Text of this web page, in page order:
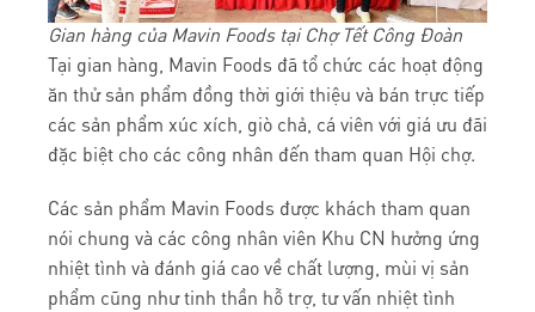
Gian hàng của Mavin Foods tại Chợ Tết Công Đoàn
Tại gian hàng, Mavin Foods đã tổ chức các hoạt động
ăn thử sản phẩm đồng thời giới thiệu và bán trực tiếp
các sản phẩm xúc xích, giò chả, cá viên với giá ưu đãi
đặc biệt cho các công nhân đến tham quan Hội chợ.
Các sản phẩm Mavin Foods được khách tham quan
nói chung và các công nhân viên Khu CN hưởng ứng
nhiệt tình và đánh giá cao về chất lượng, mùi vị sản
phẩm cũng như tinh thần hỗ trợ, tư vấn nhiệt tình